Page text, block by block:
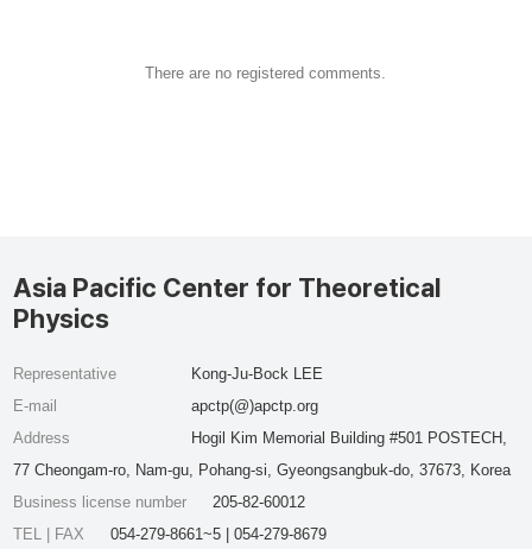
There are no registered comments.
Asia Pacific Center for Theoretical
Physics
Representative
Kong-Ju-Bock LEE
E-mail
apctp(@)apctp.org
Address
Hogil Kim Memorial Building #501 POSTECH,
77 Cheongam-ro, Nam-gu, Pohang-si, Gyeongsangbuk-do, 37673, Korea
Business license number
205-82-60012
TEL | FAX
054-279-8661~5 | 054-279-8679